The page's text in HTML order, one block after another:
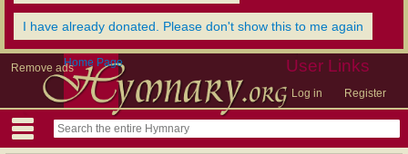
I have already donated. Please don't show this to me again
Remove ads User Links
Log in Register
Home Page